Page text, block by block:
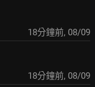
18分鐘前, 08/09
18分鐘前, 08/09